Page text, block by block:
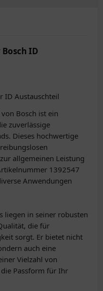
ID
ID Austauschteil
Bosch ist ein
zuverlässige
Dieses hochwertige
allgemeinen Leistung
1392547
Anwendungen
liegen in seiner robusten
die für
sorgt. Er bietet nicht
auch eine
Vielzahl von
Passform für Ihr